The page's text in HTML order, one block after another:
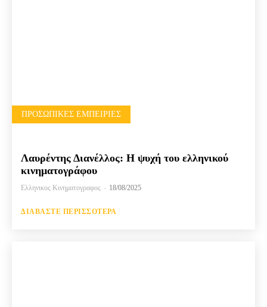
ΠΡΟΣΩΠΙΚΈΣ ΕΜΠΕΙΡΊΕΣ
Λαυρέντης Διανέλλος: Η ψυχή του ελληνικού
κινηματογράφου
Ελληνικος Κινηματογραφος - 18/08/2025
ΔΙΑΒΆΣΤΕ ΠΕΡΙΣΣΌΤΕΡΑ